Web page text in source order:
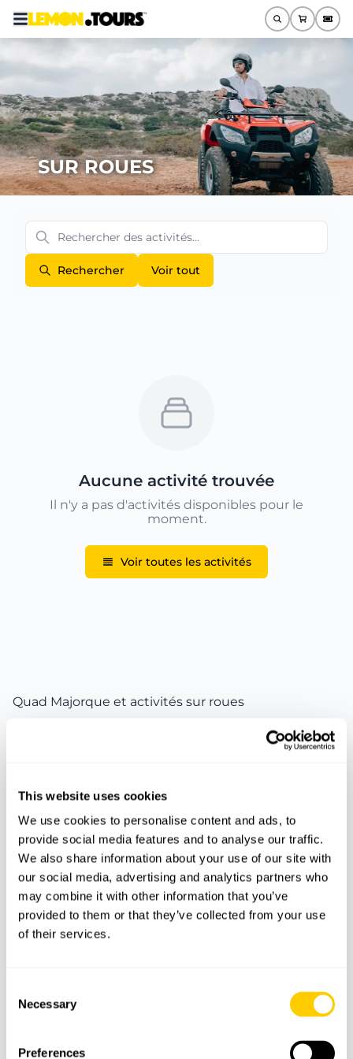
This website uses cookies
We use cookies to personalise content and ads, to
provide social media features and to analyse our traffic.
We also share information about your use of our site with
our social media, advertising and analytics partners who
may combine it with other information that you’ve
provided to them or that they’ve collected from your use
of their services.
Selection
Necessary
Preferences
SUR ROUES
Rechercher Voir tout
Aucune activité trouvée
Il n'y a pas d'activités disponibles pour le
moment.
Voir toutes les activités
Quad Majorque et activités sur roues
Quad Majorque est une recherche adaptée aux
Cette sous-catégorie regroupe des expériences sur
roues, avec des itinéraires guidés, des paysages à
explorer et des activités pensées pour profiter de
Majorque d’une manière plus active.
Pour les utilisateurs qui recherchent formula tour
Majorque, cette page aide à comparer différents
activités sont davantage orientées vers les routes
panoramiques, tandis que d’autres peuvent
une expérience plus sportive.